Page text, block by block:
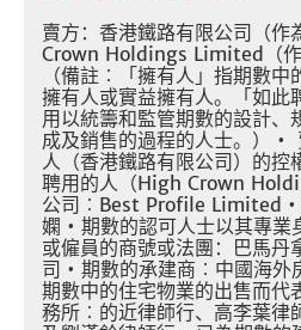
賣方：香港鐵路有限公司（作
Crown Holdings Limited
（
（備註︰「擁有人」指期數
擁有人或實益擁有人。「如此
用以統籌和監管期數的設計、
成及銷售的過程的人士。）
•
人（香港鐵路有限公司）的控
聘用的人（High Crown
公司︰ Best Profile Limited •
嫻 • 期數的認可人士以其專業
或僱員的商號或法團：巴馬丹
司 • 期數的承建商︰中國海外
期數中的住宅物業的出售而代
務所︰的近律師行、高李葉律